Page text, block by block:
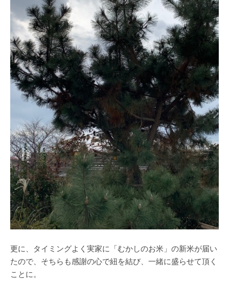
更に、タイミングよく実家に「むかしのお米」の新米が届い
たので、そちらも感謝の心で紐を結び、一緒に盛らせて頂く
ことに。